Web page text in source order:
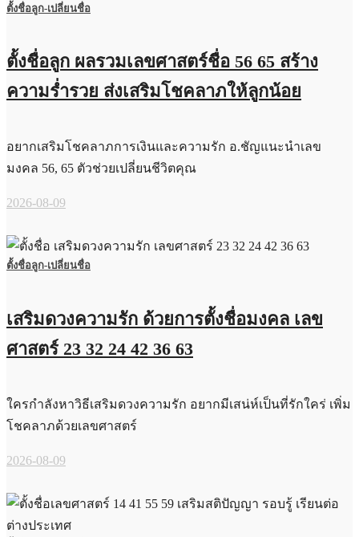
ตั้งชื่อลูก-เปลี่ยนชื่อ
ตั้งชื่อลูก ผลรวมเลขศาสตร์ชื่อ 56 65 สร้าง
ความร่ำรวย ส่งเสริมโชคลาภให้ลูกน้อย
อยากเสริมโชคลาภการเงินและความรัก อ.ชัญแนะนำเลข
มงคล 56, 65 ตัวช่วยเปลี่ยนชีวิตคุณ
2026-08-09
ตั้งชื่อลูก-เปลี่ยนชื่อ
เสริมดวงความรัก ด้วยการตั้งชื่อมงคล เลข
ศาสตร์ 23 32 24 42 36 63
ใครกำลังหาวิธีเสริมดวงความรัก อยากมีเสน่ห์เป็นที่รักใคร่ เพิ่ม
โชคลาภด้วยเลขศาสตร์
2026-08-09